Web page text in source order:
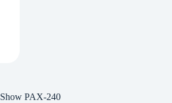
Show PAX-240